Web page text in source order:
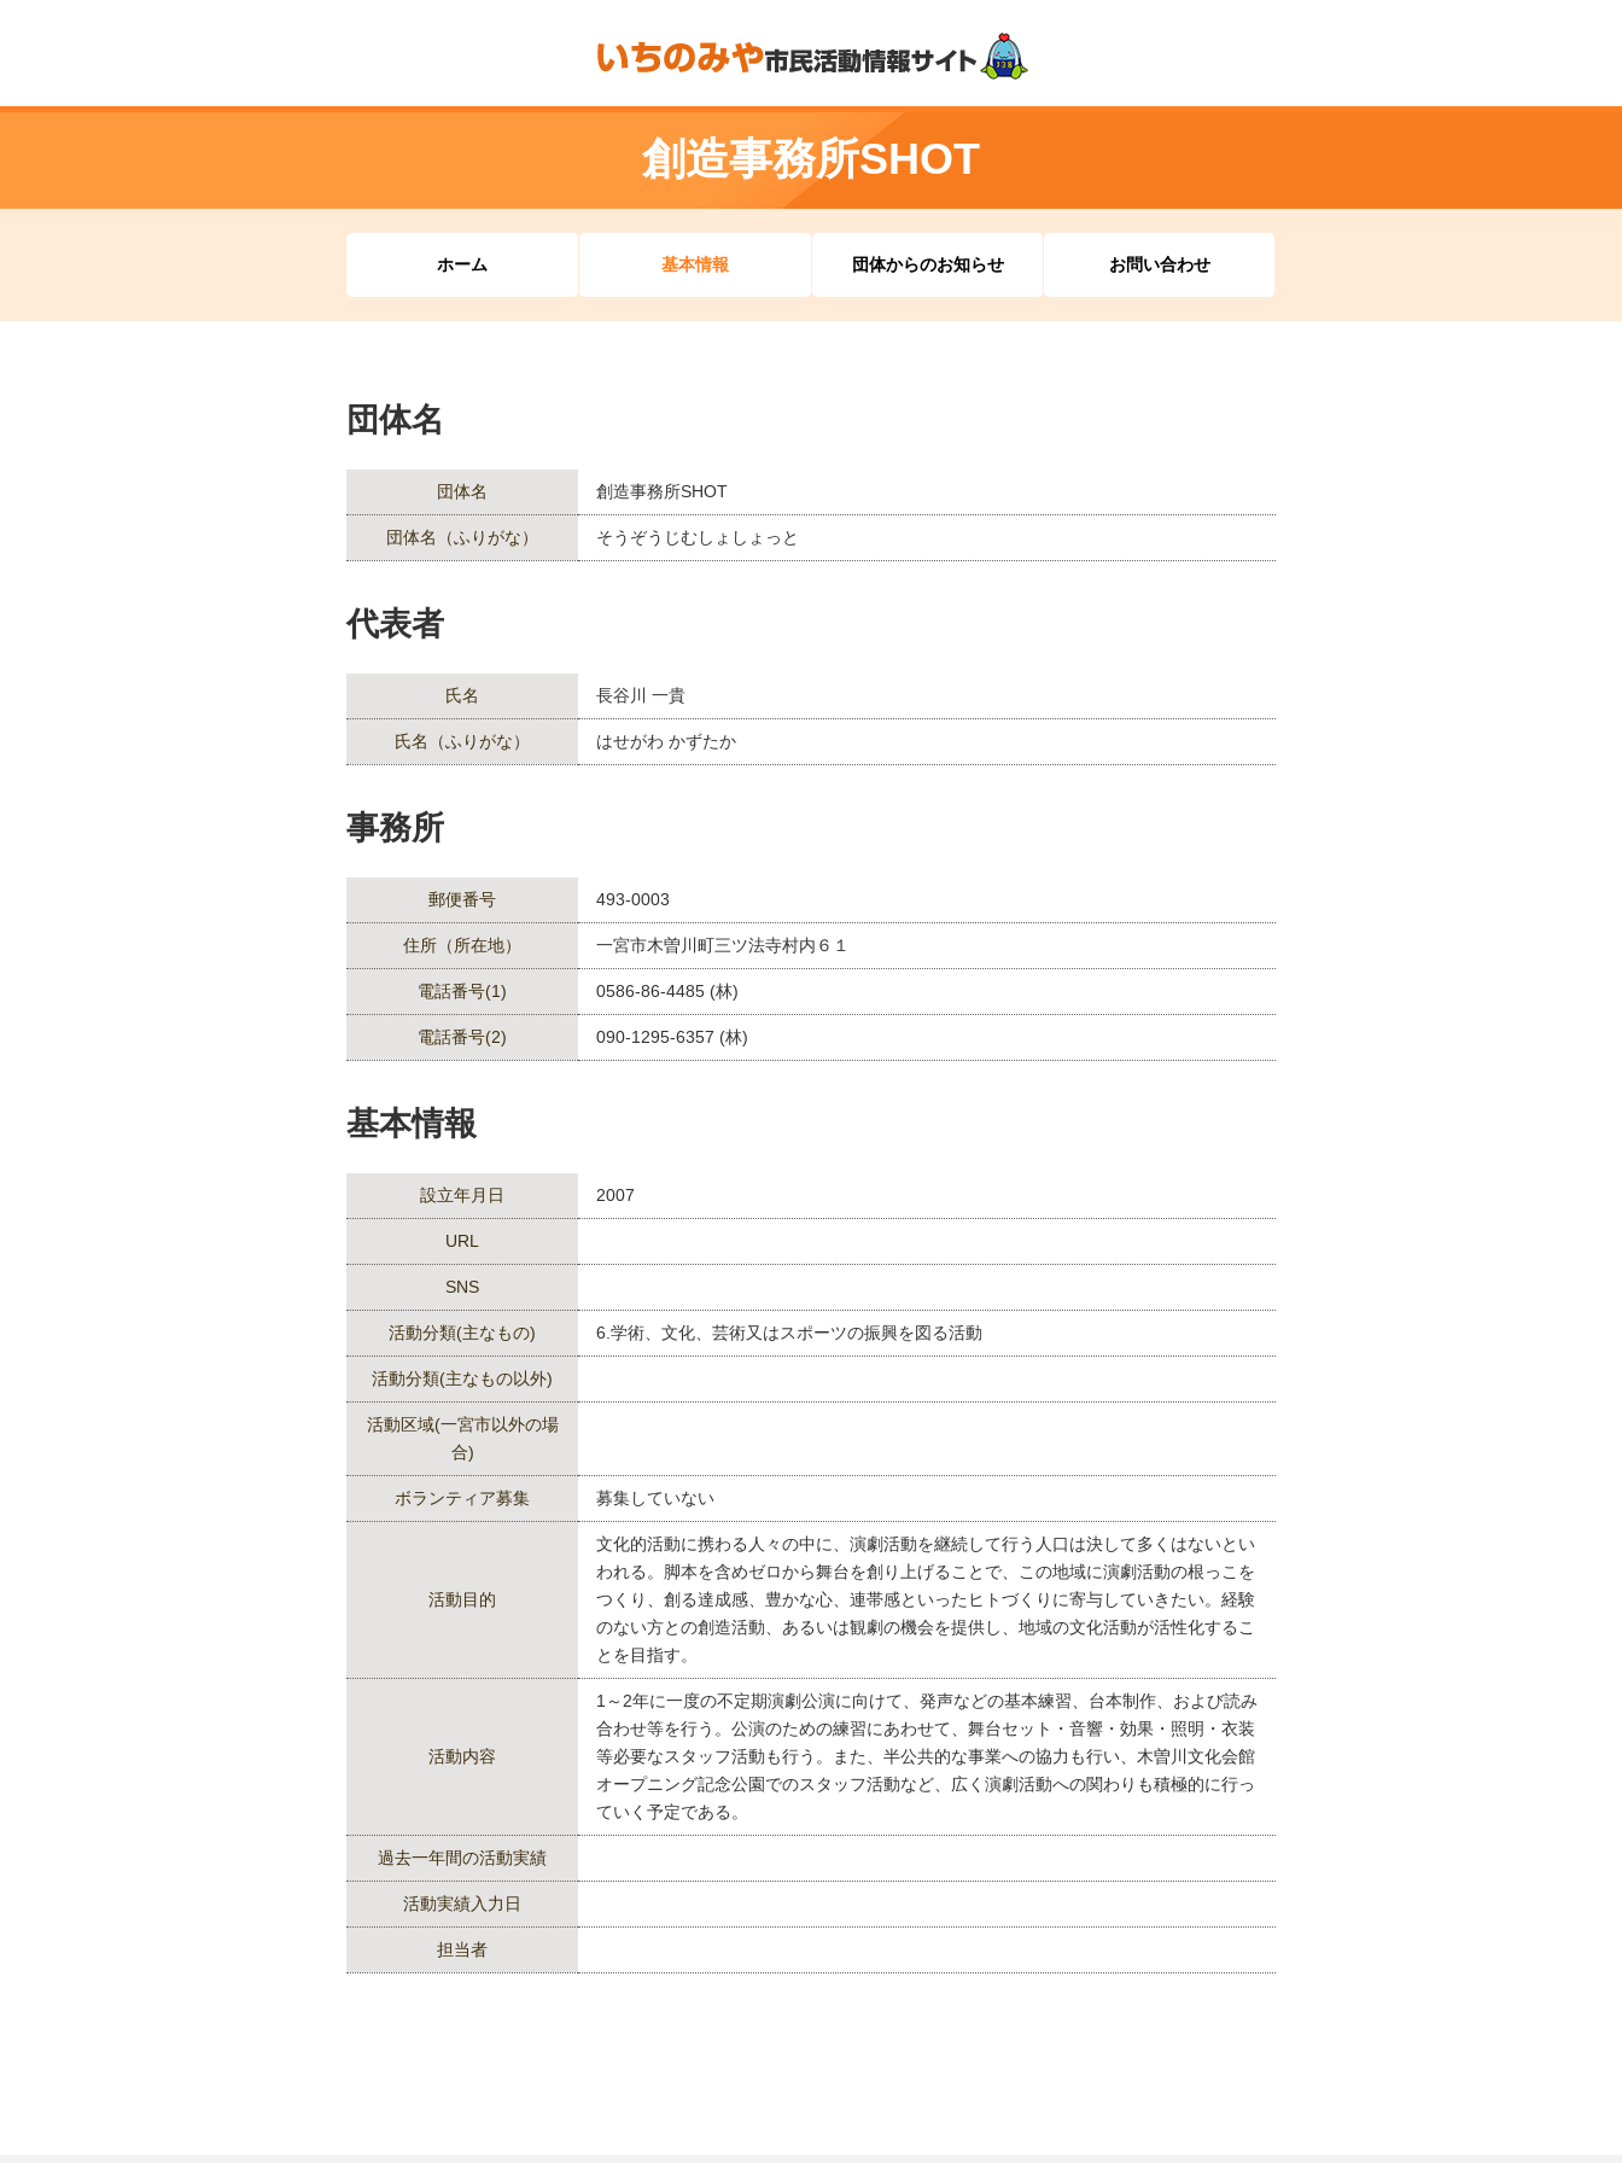
創造事務所SHOT
ホーム 基本情報 団体からのお知らせ お問い合わせ
団体名
団体名 創造事務所SHOT
団体名（ふりがな） そうぞうじむしょしょっと
代表者
氏名 長谷川 一貴
氏名（ふりがな） はせがわ かずたか
事務所
郵便番号 493-0003
住所（所在地） 一宮市木曽川町三ツ法寺村内６１
電話番号(1) 0586-86-4485 (林)
電話番号(2) 090-1295-6357 (林)
基本情報
設立年月日 2007
URL
SNS
活動分類(主なもの) 6.学術、文化、芸術又はスポーツの振興を図る活動
活動分類(主なもの以外)
活動区域(一宮市以外の場
合)
ボランティア募集 募集していない
活動目的
文化的活動に携わる人々の中に、演劇活動を継続して行う人口は決して多くはないとい
われる。脚本を含めゼロから舞台を創り上げることで、この地域に演劇活動の根っこを
つくり、創る達成感、豊かな心、連帯感といったヒトづくりに寄与していきたい。経験
のない方との創造活動、あるいは観劇の機会を提供し、地域の文化活動が活性化するこ
とを目指す。
活動内容
1～2年に一度の不定期演劇公演に向けて、発声などの基本練習、台本制作、および読み
合わせ等を行う。公演のための練習にあわせて、舞台セット・音響・効果・照明・衣装
等必要なスタッフ活動も行う。また、半公共的な事業への協力も行い、木曽川文化会館
オープニング記念公園でのスタッフ活動など、広く演劇活動への関わりも積極的に行っ
ていく予定である。
過去一年間の活動実績
活動実績入力日
担当者